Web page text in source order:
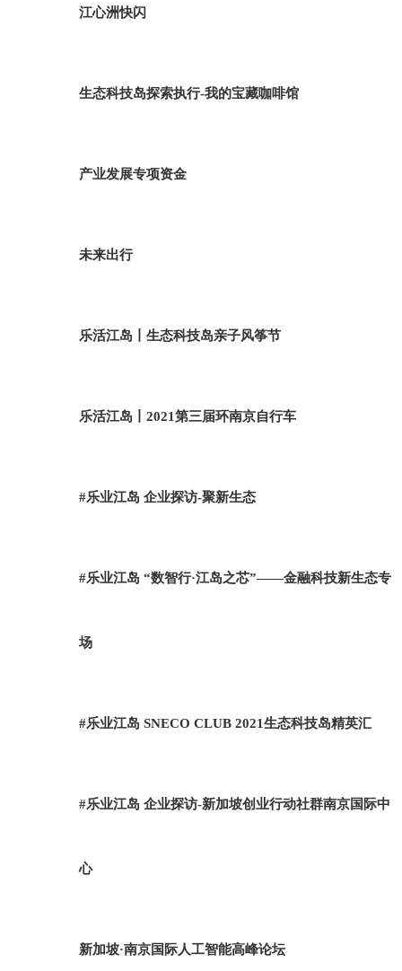
江心洲快闪
生态科技岛探索执行-我的宝藏咖啡馆
产业发展专项资金
未来出行
乐活江岛丨生态科技岛亲子风筝节
乐活江岛丨2021第三届环南京自行车
#乐业江岛 企业探访-聚新生态
#乐业江岛 “数智行·江岛之芯”——金融科技新生态专
场
#乐业江岛 SNECO CLUB 2021生态科技岛精英汇
#乐业江岛 企业探访-新加坡创业行动社群南京国际中
心
新加坡·南京国际人工智能高峰论坛